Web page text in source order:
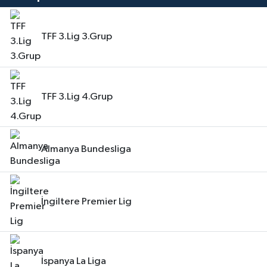
TFF 3.Lig 3.Grup
TFF 3.Lig 4.Grup
Almanya Bundesliga
İngiltere Premier Lig
İspanya La Liga